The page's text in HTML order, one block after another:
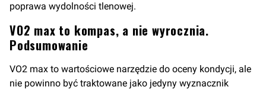
poprawa wydolności tlenowej.
VO2 max to kompas, a nie wyrocznia.
Podsumowanie
VO2 max to wartościowe narzędzie do oceny kondycji, ale
nie powinno być traktowane jako jedyny wyznacznik